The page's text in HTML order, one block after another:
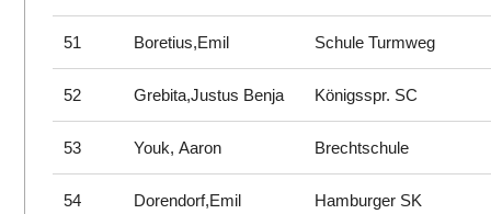
51 Boretius,Emil Schule Turmweg
52 Grebita,Justus Benja Königsspr. SC
53 Youk, Aaron Brechtschule
54 Dorendorf,Emil Hamburger SK